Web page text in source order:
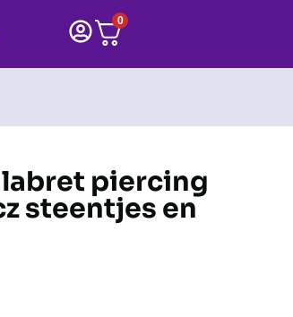
0
piercing
steentjes en